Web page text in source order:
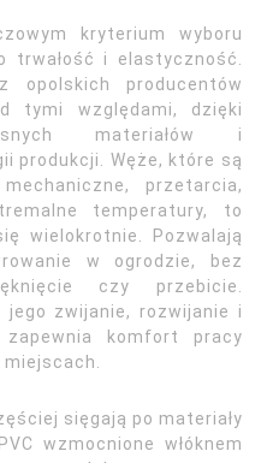
kryterium wyboru
trwałość i elastyczność.
opolskich producentów
tymi względami, dzięki
materiałów i
produkcji. Węże, które są
przetarcia,
temperatury, to
wielokrotnie. Pozwalają
w ogrodzie, bez
czy przebicie.
jego zwijanie, rozwijanie i
komfort pracy
sięgają po materiały
wzmocnione włóknem